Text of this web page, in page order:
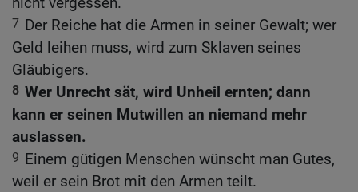
7 Der Reiche hat die Armen in seiner Gewalt; wer
Geld leihen muss, wird zum Sklaven seines
Gläubigers.
8 Wer Unrecht sät, wird Unheil ernten; dann
kann er seinen Mutwillen an niemand mehr
auslassen.
9 Einem gütigen Menschen wünscht man Gutes,
weil er sein Brot mit den Armen teilt.